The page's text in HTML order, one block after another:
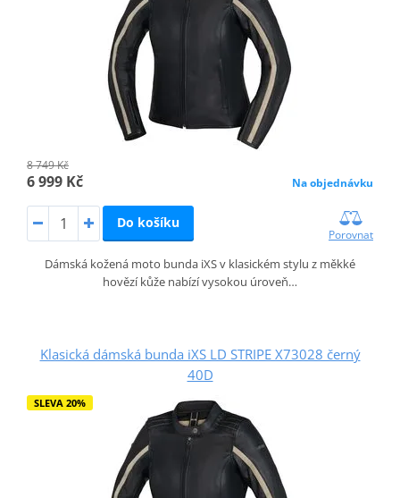
8 749 Kč
6 999 Kč Na objednávku
Do košíku
Porovnat
Dámská kožená moto bunda iXS v klasickém stylu z měkké
hovězí kůže nabízí vysokou úroveň…
Klasická dámská bunda iXS LD STRIPE X73028 černý
40D
SLEVA 20%